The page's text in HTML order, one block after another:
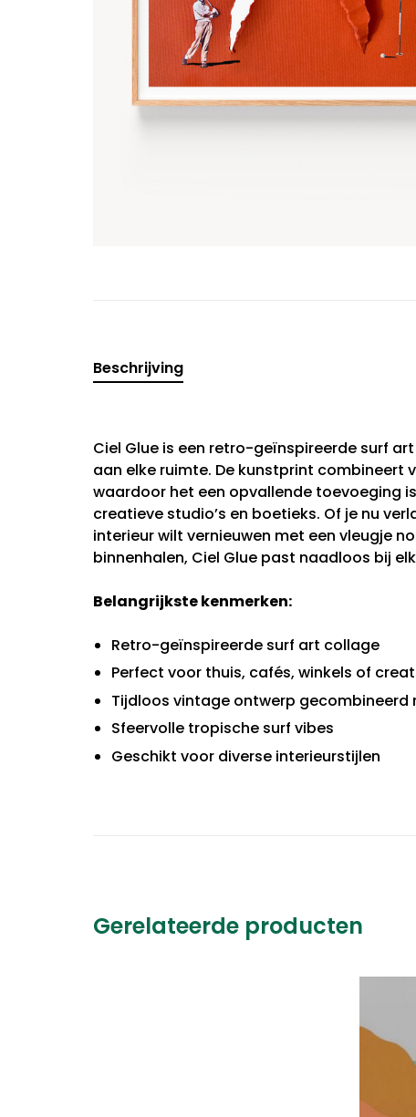
Beschrijving
Ciel Glue is een retro-geïnspireerde surf
aan elke ruimte. De kunstprint
waardoor het een opvallende toevoeging
creatieve studio’s en boetieks. Of je nu
interieur wilt vernieuwen met een vleugje
binnenhalen, Ciel Glue past naadloos bij
Belangrijkste kenmerken:
Retro-geïnspireerde surf art collage
Perfect voor thuis, cafés, winkels of
Tijdloos vintage ontwerp
Sfeervolle tropische surf vibes
Geschikt voor diverse interieurstijlen
Gerelateerde producten